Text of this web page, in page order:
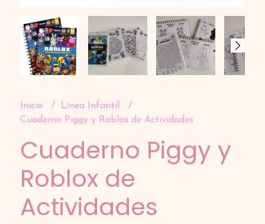
Inicio
Línea Infantil
Cuaderno Piggy y Roblox de Actividades
Cuaderno Piggy y
Roblox de
Actividades